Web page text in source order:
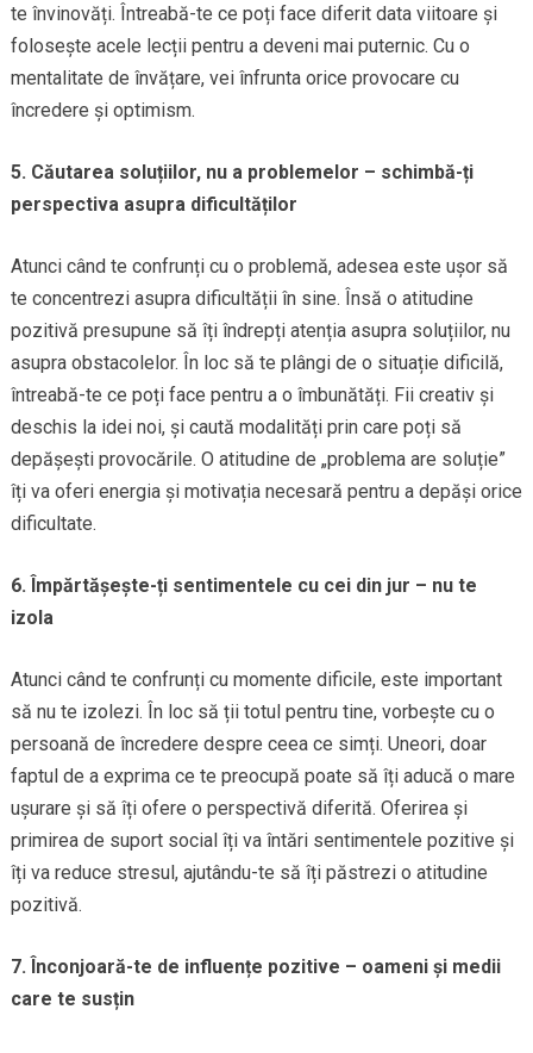
te învinovăți. Întreabă-te ce poți face diferit data viitoare și
folosește acele lecții pentru a deveni mai puternic. Cu o
mentalitate de învățare, vei înfrunta orice provocare cu
încredere și optimism.
5. Căutarea soluțiilor, nu a problemelor – schimbă-ți
perspectiva asupra dificultăților
Atunci când te confrunți cu o problemă, adesea este ușor să
te concentrezi asupra dificultății în sine. Însă o atitudine
pozitivă presupune să îți îndrepți atenția asupra soluțiilor, nu
asupra obstacolelor. În loc să te plângi de o situație dificilă,
întreabă-te ce poți face pentru a o îmbunătăți. Fii creativ și
deschis la idei noi, și caută modalități prin care poți să
depășești provocările. O atitudine de „problema are soluție”
îți va oferi energia și motivația necesară pentru a depăși orice
dificultate.
6. Împărtășește-ți sentimentele cu cei din jur – nu te
izola
Atunci când te confrunți cu momente dificile, este important
să nu te izolezi. În loc să ții totul pentru tine, vorbește cu o
persoană de încredere despre ceea ce simți. Uneori, doar
faptul de a exprima ce te preocupă poate să îți aducă o mare
ușurare și să îți ofere o perspectivă diferită. Oferirea și
primirea de suport social îți va întări sentimentele pozitive și
îți va reduce stresul, ajutându-te să îți păstrezi o atitudine
pozitivă.
7. Înconjoară-te de influențe pozitive – oameni și medii
care te susțin